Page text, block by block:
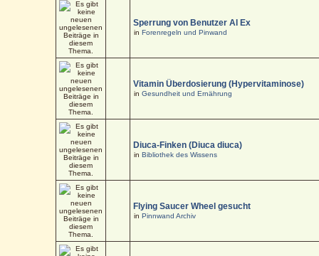
Sperrung von Benutzer Al Ex
inForenregeln und Pinwand
Vitamin Überdosierung (Hypervitaminose)
inGesundheit und Ernährung
Diuca-Finken (Diuca diuca)
inBibliothek des Wissens
Flying Saucer Wheel gesucht
inPinnwand Archiv